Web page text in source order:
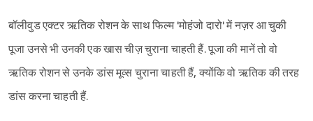
बॉलीवुड एक्टर ऋतिक रोशन के साथ फिल्म 'मोहंजो दारो' में नज़र आ चुकी
पूजा उनसे भी उनकी एक खास चीज़ चुराना चाहती हैं. पूजा की मानें तो वो
ऋतिक रोशन से उनके डांस मूव्स चुराना चाहती हैं, क्योंकि वो ऋतिक की तरह
डांस करना चाहती हैं.